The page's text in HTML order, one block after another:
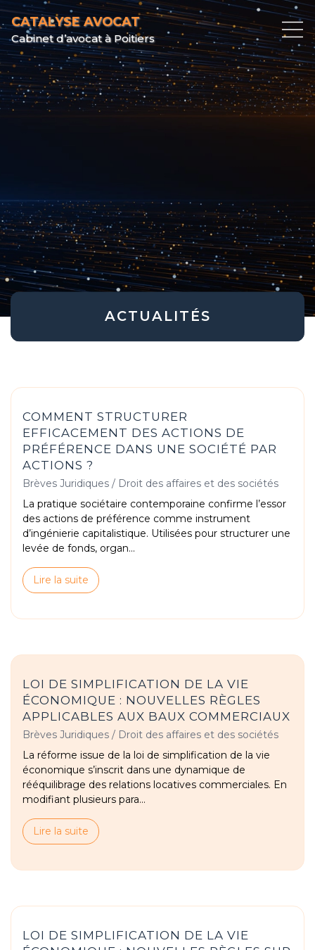
CATALYSE AVOCAT
Cabinet d’avocat à Poitiers
ACTUALITÉS
COMMENT STRUCTURER
EFFICACEMENT DES ACTIONS DE
PRÉFÉRENCE DANS UNE SOCIÉTÉ PAR
ACTIONS ?
Brèves Juridiques / Droit des affaires et des sociétés
La pratique sociétaire contemporaine confirme l’essor
des actions de préférence comme instrument
d’ingénierie capitalistique. Utilisées pour structurer une
levée de fonds, organ...
Lire la suite
LOI DE SIMPLIFICATION DE LA VIE
ÉCONOMIQUE : NOUVELLES RÈGLES
APPLICABLES AUX BAUX COMMERCIAUX
Brèves Juridiques / Droit des affaires et des sociétés
La réforme issue de la loi de simplification de la vie
économique s’inscrit dans une dynamique de
rééquilibrage des relations locatives commerciales. En
modifiant plusieurs para...
Lire la suite
LOI DE SIMPLIFICATION DE LA VIE